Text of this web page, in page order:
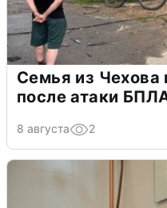
Семья из Чехова
после атаки
8 августа 2